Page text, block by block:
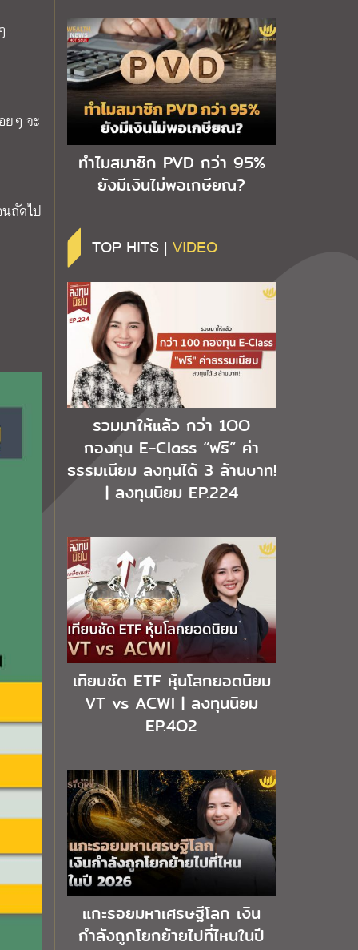
ยๆ จะ
ถัดไป
ทำไมสมาชิก PVD กว่า 95%
ยังมีเงินไม่พอเกษียณ?
TOP HITS | VIDEO
รวมมาให้แล้ว กว่า 1OO
กองทุน E-Class “ฟรี” ค่า
ธรรมเนียม ลงทุนได้ 3 ล้านบาท!
| ลงทุนนิยม EP.224
เทียบชัด ETF หุ้นโลกยอดนิยม
VT vs ACWI | ลงทุนนิยม
EP.4O2
แกะรอยมหาเศรษฐีโลก เงิน
กำลังถูกโยกย้ายไปที่ไหนในปี